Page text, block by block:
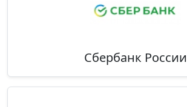
Сбербанк России